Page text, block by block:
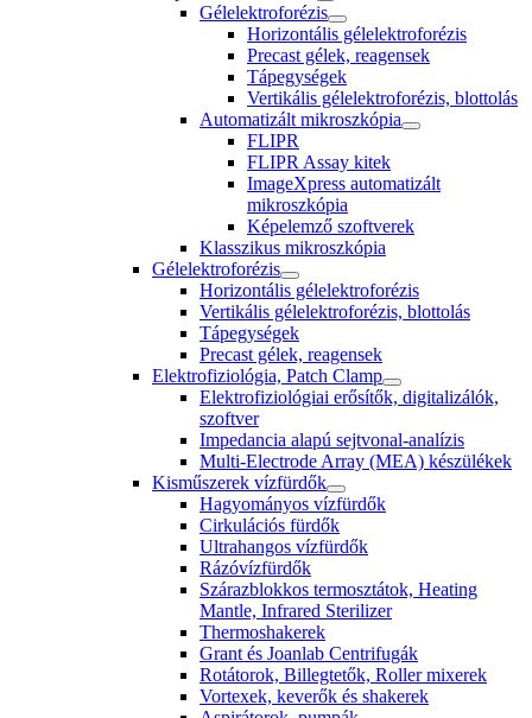
Gélelektroforézis
Horizontális gélelektroforézis
Precast gélek, reagensek
Tápegységek
Vertikális gélelektroforézis, blottolás
Automatizált mikroszkópia
FLIPR
FLIPR Assay kitek
ImageXpress automatizált
mikroszkópia
Képelemző szoftverek
Klasszikus mikroszkópia
Gélelektroforézis
Horizontális gélelektroforézis
Vertikális gélelektroforézis, blottolás
Tápegységek
Precast gélek, reagensek
Elektrofiziológia, Patch Clamp
Elektrofiziológiai erősítők, digitalizálók,
szoftver
Impedancia alapú sejtvonal-analízis
Multi-Electrode Array (MEA) készülékek
Kisműszerek vízfürdők
Hagyományos vízfürdők
Cirkulációs fürdők
Ultrahangos vízfürdők
Rázóvízfürdők
Szárazblokkos termosztátok, Heating
Mantle, Infrared Sterilizer
Thermoshakerek
Grant és Joanlab Centrifugák
Rotátorok, Billegtetők, Roller mixerek
Vortexek, keverők és shakerek